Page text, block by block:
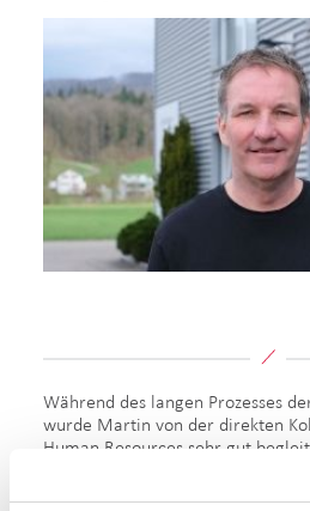
Während des langen Prozesses
wurde Martin von der direkten
Human Resources sehr gut